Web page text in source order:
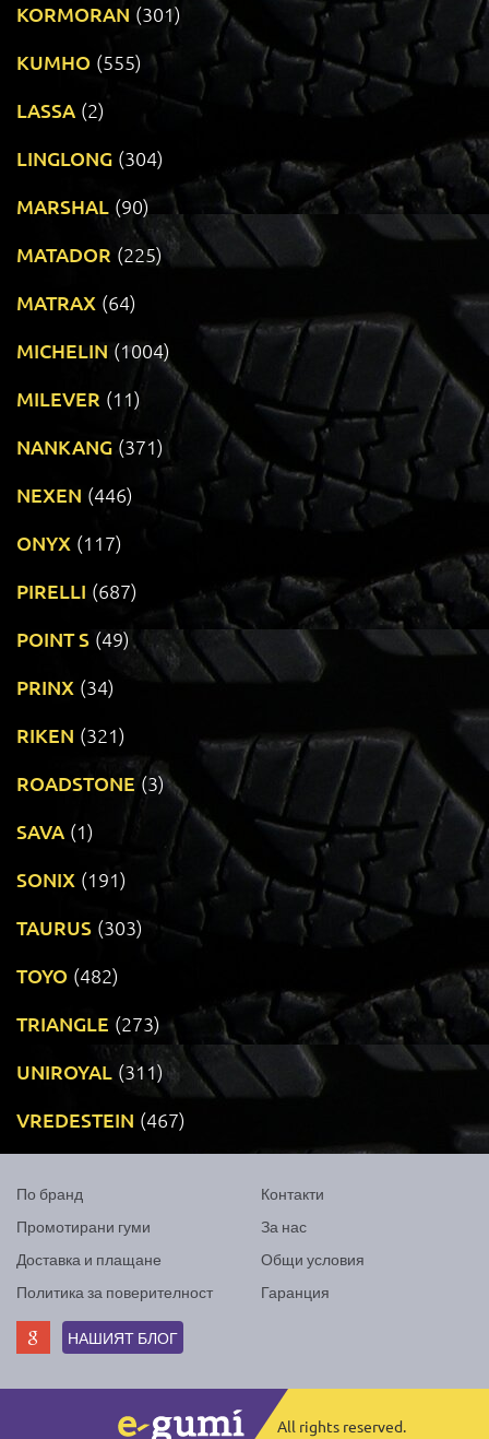
KORMORAN (301)
KUMHO (555)
LASSA (2)
LINGLONG (304)
MARSHAL (90)
MATADOR (225)
MATRAX (64)
MICHELIN (1004)
MILEVER (11)
NANKANG (371)
NEXEN (446)
ONYX (117)
PIRELLI (687)
POINT S (49)
PRINX (34)
RIKEN (321)
ROADSTONE (3)
SAVA (1)
SONIX (191)
TAURUS (303)
TOYO (482)
TRIANGLE (273)
UNIROYAL (311)
VREDESTEIN (467)
По бранд
Промотирани гуми
Доставка и плащане
Политика за поверителност
Контакти
За нас
Общи условия
Гаранция
НАШИЯТ БЛОГ
All rights reserved.